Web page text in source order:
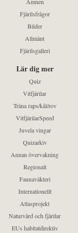
Fjärilsfrågor
Bilder
Allmänt
Fjärilsgalleri
Lär dig mer
Quiz
Vitfjärilar
Träna raps/kål/rov
VitfjärilarSpeed
Juvela vingar
Quizarkiv
Annan övervakning
Regionalt
Faunaväkteri
Internationellt
Atlasprojekt
Naturvård och fjärilar
EUs habitatdirektiv